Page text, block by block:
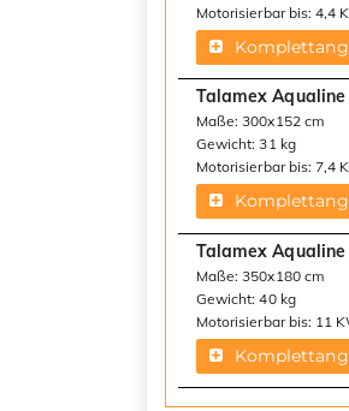
Motorisierbar bis: 4,4
Talamex
Maße: 300x152 cm
Gewicht: 31 kg
Motorisierbar bis: 7,4
Talamex
Maße: 350x180 cm
Gewicht: 40 kg
Motorisierbar bis: 11